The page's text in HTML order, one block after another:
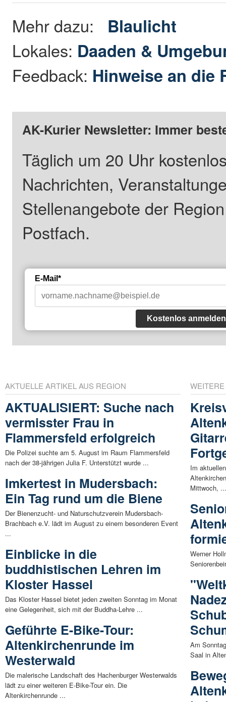
Mehr dazu: Blaulicht
Lokales: Daaden &
Feedback: Hinweise an die
AK-Kurier Newsletter: Immer
Täglich um 20 Uhr
Nachrichten,
Stellenangebote der
Postfach.
E-Mail*
Kostenlos anmelden
AKTUELLE ARTIKEL AUS REGION
AKTUALISIERT: Suche nach
vermisster Frau in
Flammersfeld erfolgreich
Die Polizei suchte am 5. August im Raum Flammersfeld
nach der 38-jährigen Julia F. Unterstützt wurde ...
Imkertest in Mudersbach:
Ein Tag rund um die Biene
Der Bienenzucht- und Naturschutzverein Mudersbach-
Brachbach e.V. lädt im August zu einem besonderen Event
...
Einblicke in die
buddhistischen Lehren im
Kloster Hassel
Das Kloster Hassel bietet jeden zweiten Sonntag im Monat
eine Gelegenheit, sich mit der Buddha-Lehre ...
Geführte E-Bike-Tour:
Altenkirchenrunde im
Westerwald
Die malerische Landschaft des Hachenburger Westerwalds
lädt zu einer weiteren E-Bike-Tour ein. Die
Altenkirchenrunde ...
Im
Mittwoch,
Werner
Am
Saal in